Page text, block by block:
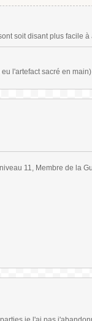
soit disant plus facile à
l'artefact sacré en
11, Membre de la